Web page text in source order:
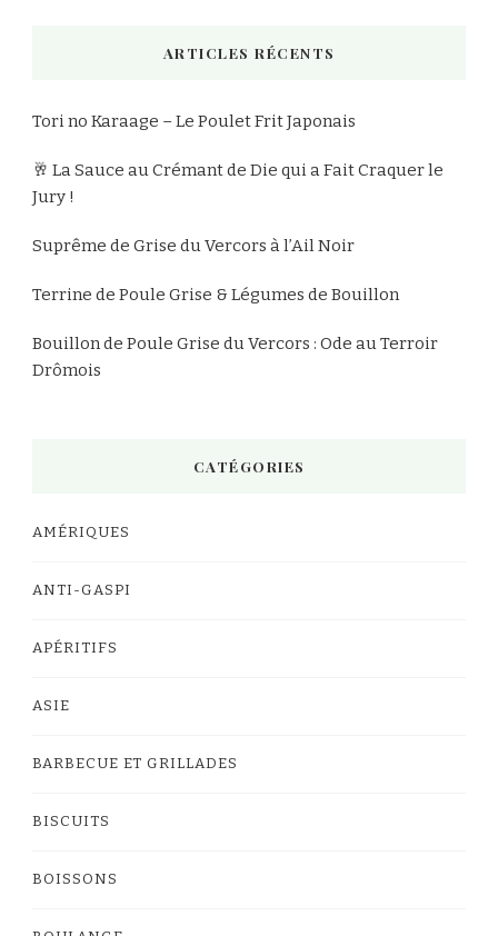
ARTICLES RÉCENTS
Tori no Karaage – Le Poulet Frit Japonais
🥂 La Sauce au Crémant de Die qui a Fait Craquer le
Jury !
Suprême de Grise du Vercors à l’Ail Noir
Terrine de Poule Grise & Légumes de Bouillon
Bouillon de Poule Grise du Vercors : Ode au Terroir
Drômois
CATÉGORIES
AMÉRIQUES
ANTI-GASPI
APÉRITIFS
ASIE
BARBECUE ET GRILLADES
BISCUITS
BOISSONS